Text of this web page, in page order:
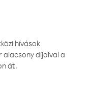
hívások
alacsony díjaival a
át.